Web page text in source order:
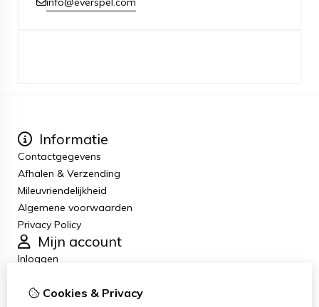
Informatie
Contactgegevens
Afhalen & Verzending
Mileuvriendelijkheid
Algemene voorwaarden
Privacy Policy
Mijn account
Inloggen
Verlanglijst
Cookies & Privacy